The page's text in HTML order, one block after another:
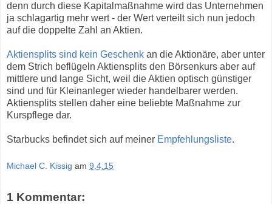
denn durch diese Kapitalmaßnahme wird das Unternehmen
ja schlagartig mehr wert - der Wert verteilt sich nun jedoch
auf die doppelte Zahl an Aktien.
Aktiensplits sind kein Geschenk an die Aktionäre, aber unter
dem Strich beflügeln Aktiensplits den Börsenkurs aber auf
mittlere und lange Sicht, weil die Aktien optisch günstiger
sind und für Kleinanleger wieder handelbarer werden.
Aktiensplits stellen daher eine beliebte Maßnahme zur
Kurspflege dar.
Starbucks befindet sich auf meiner Empfehlungsliste.
Michael C. Kissig am 9.4.15
1 Kommentar: